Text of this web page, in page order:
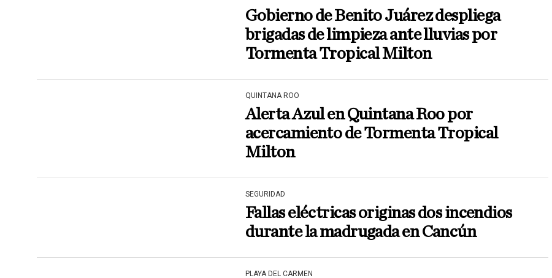
Gobierno de Benito Juárez despliega
brigadas de limpieza ante lluvias por
Tormenta Tropical Milton
QUINTANA ROO
Alerta Azul en Quintana Roo por
acercamiento de Tormenta Tropical
Milton
SEGURIDAD
Fallas eléctricas originas dos incendios
durante la madrugada en Cancún
PLAYA DEL CARMEN